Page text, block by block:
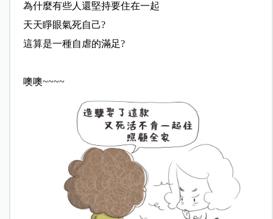
為什麼有些人還堅持要住在一起
天天睜眼氣死自己?
這算是一種自虐的滿足?
噢噢~~~~